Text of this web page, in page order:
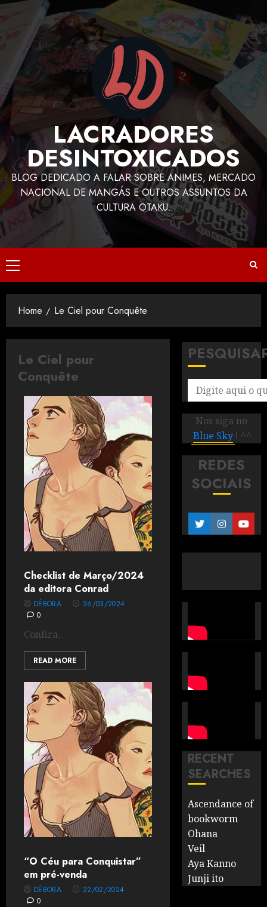
LACRADORES
DESINTOXICADOS
BLOG DEDICADO A FALAR SOBRE ANIMES, MERCADO
NACIONAL DE MANGÁS E OUTROS ASSUNTOS DA
CULTURA OTAKU.
Home Le Ciel pour Conquête
Le Ciel pour
Conquête
Checklist de Março/2024
da editora Conrad
DÉBORA
26/03/2024
0
Confira.
READ MORE
“O Céu para Conquistar”
em pré-venda
DÉBORA
22/02/2024
0
Nos siga no
Blue Sky ! ^^
REDES
SOCIAIS
RECENT
SEARCHES
Ascendance of
bookworm
Ohana
Veil
Aya Kanno
Junji ito